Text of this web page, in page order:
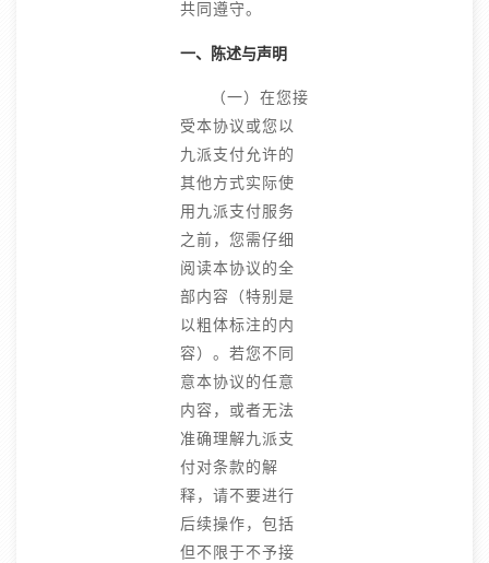
共同遵守。
一、陈述与声明
（一）在您接
受本协议或您以
九派支付允许的
其他方式实际使
用九派支付服务
之前，您需仔细
阅读本协议的全
部内容（特别是
以粗体标注的内
容）。若您不同
意本协议的任意
内容，或者无法
准确理解九派支
付对条款的解
释，请不要进行
后续操作，包括
但不限于不予接